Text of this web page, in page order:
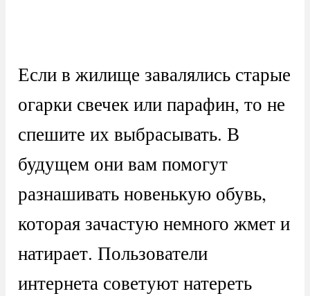
Если в жилище завалялись старые
огарки свечек или парафин, то не
спешите их выбрасывать. В
будущем они вам помогут
разнашивать новенькую обувь,
которая зачастую немного жмет и
натирает. Пользователи
интернета советуют натереть